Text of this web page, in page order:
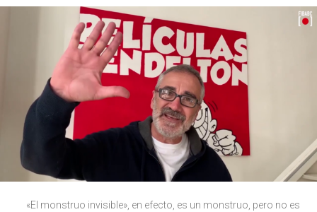
«El monstruo invisible», en efecto, es un monstruo, pero no es